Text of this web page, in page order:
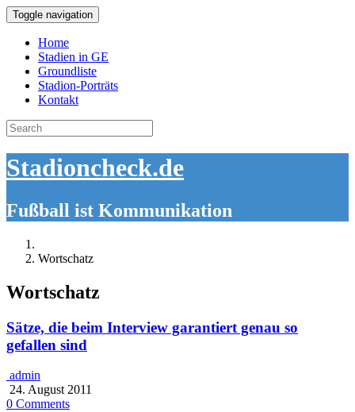
Toggle navigation
Home
Stadien in GE
Groundliste
Stadion-Porträts
Kontakt
Search
for:
Stadioncheck.de
Fußball ist Kommunikation
Wortschatz
Wortschatz
Sätze, die beim Interview garantiert genau so
gefallen sind
admin
24. August 2011
0 Comments